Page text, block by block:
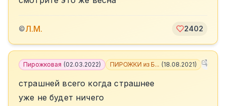
©Л.М. 2402
Пирожковая (02.03.2022) ПИРОЖКИ из Б... (18.08.2021) +
страшней всего когда страшнее
уже не будет ничего